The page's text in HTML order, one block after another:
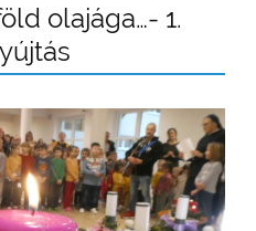
olajága…- 1.